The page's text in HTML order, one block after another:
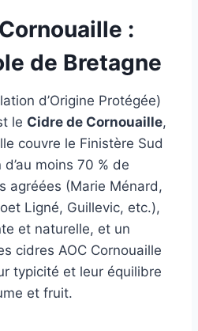
:
de Bretagne
d’Origine Protégée)
le Cidre de Cornouaille,
couvre le Finistère Sud
moins 70 % de
agréées (Marie Ménard,
Ligné, Guillevic, etc.),
et naturelle, et un
cidres AOC Cornouaille
typicité et leur équilibre
et fruit.